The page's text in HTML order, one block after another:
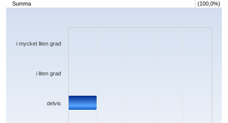
Summa
(100,0%)
Chart
The chart has 1 X axis displaying categories.
delvis
i liten grad
i mycket liten grad